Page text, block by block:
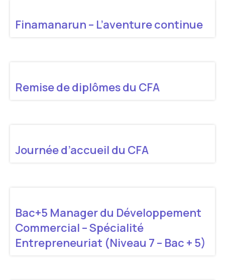
Finamanarun – L’aventure continue
Remise de diplômes du CFA
Journée d’accueil du CFA
Bac+5 Manager du Développement
Commercial – Spécialité
Entrepreneuriat (Niveau 7 – Bac + 5)